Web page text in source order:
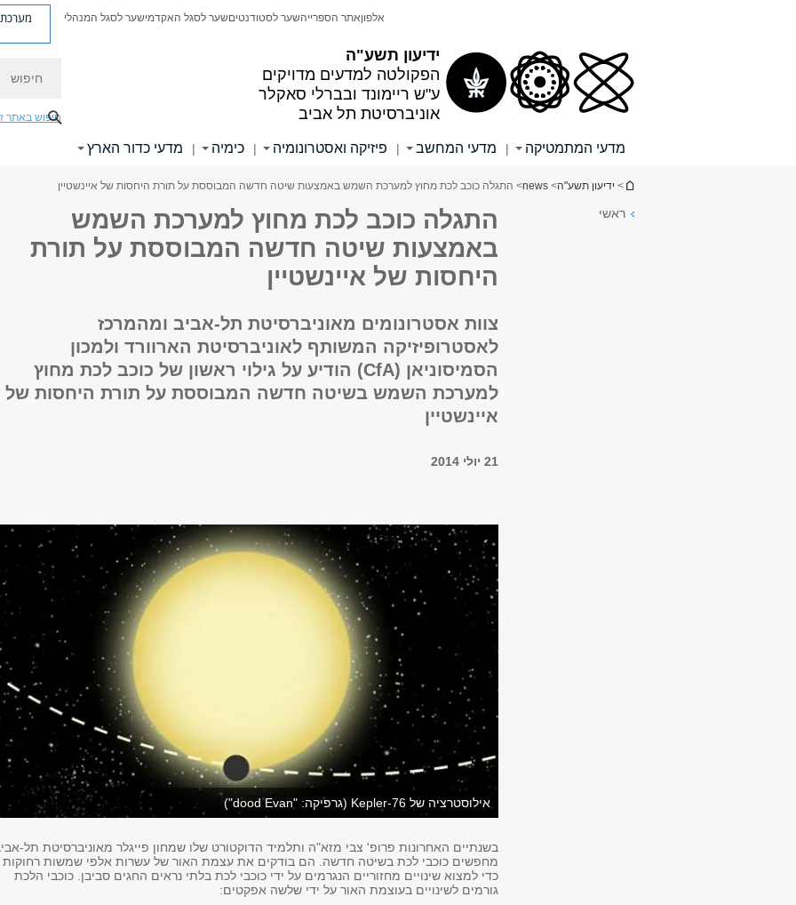
ידיעון תשע"ה
הפקולטה למדעים מדויקים
ע"ש ריימונד ובברלי סאקלר
אוניברסיטת תל אביב
אלפוןאתר הספרייהשער לסטודנטיםשער לסגל האקדמישער לסגל המנהלי מערכת
חיפוש באתר
מדעי המתמטיקה | מדעי המחשב | פיזיקה ואסטרונומיה | כימיה | מדעי כדור הארץ
הינך נמצא כאן
> ידיעון תשע"ה>
news> התגלה כוכב לכת מחוץ למערכת השמש באמצעות שיטה חדשה המבוססת על תורת היחסות של איינשטיין
ראשי
התגלה כוכב לכת מחוץ למערכת השמש
באמצעות שיטה חדשה המבוססת על תורת
היחסות של איינשטיין
צוות אסטרונומים מאוניברסיטת תל-אביב ומהמרכז
לאסטרופיזיקה המשותף לאוניברסיטת הארוורד ולמכון
הסמיסוניאן (CfA) הודיע על גילוי ראשון של כוכב לכת מחוץ
למערכת השמש בשיטה חדשה המבוססת על תורת היחסות של
איינשטיין
21 יולי 2014
אילוסטרציה של Kepler-76 (גרפיקה: "dood Evan")
בשנתיים האחרונות פרופ' צבי מזא"ה ותלמיד הדוקטורט שלו שמחון פייגלר מאוניברסיטת תל-
מחפשים כוכבי לכת בשיטה חדשה. הם בודקים את עצמת האור של עשרות אלפי שמשות רחוקות
כדי למצוא שינויים מחזוריים הנגרמים על ידי כוכבי לכת בלתי נראים החגים סביבן. כוכבי הלכת
גורמים לשינויים בעוצמת האור על ידי שלשה אפקטים: